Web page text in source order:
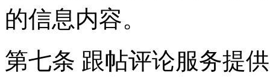
的信息内容。
第七条 跟帖评论服务提